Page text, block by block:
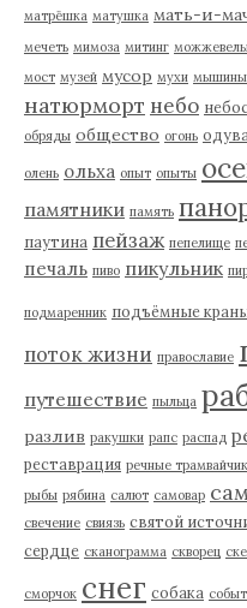
матрёшка матушка мать-и-
мечеть мимоза митинг
мост музей мусор мухи
натюрморт небо
обряды общество огонь
олень ольха опыт опыты
памятники память
паутина пейзаж пепелище
печаль пиво пикульник
подмаренник подъёмные
поток жизни православие
путешествие пыльца
разлив ракушки рапс распад
реставрация речные
рыбы рябина салют самовар
свечение свиязь святой
сердце сканограмма скворец
сморчок снег собака